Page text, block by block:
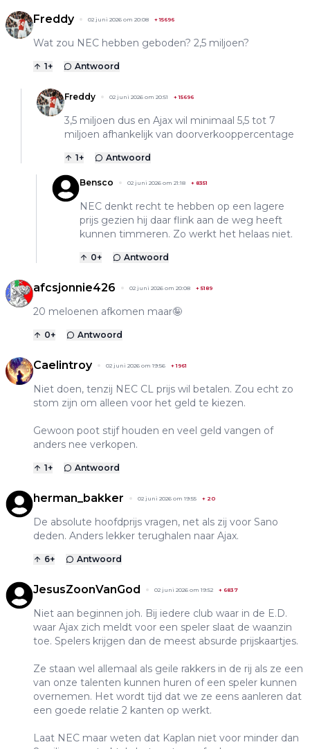
Freddy 02 juni 2026 om 20:08 +15696
Wat zou NEC hebben geboden? 2,5 miljoen?
1+ Antwoord
Freddy 02 juni 2026 om 20:51 +15696
3,5 miljoen dus en Ajax wil minimaal 5,5 tot 7
miljoen afhankelijk van doorverkooppercentage
1+ Antwoord
Bensco 02 juni 2026 om 21:18 + 8351
NEC denkt recht te hebben op een lagere
prijs gezien hij daar flink aan de weg heeft
kunnen timmeren. Zo werkt het helaas niet.
0+ Antwoord
afcsjonnie426 02 juni 2026 om 20:08 + 5189
20 meloenen afkomen maar🤪
0+ Antwoord
Caelintroy 02 juni 2026 om 19:56 +1961
Niet doen, tenzij NEC CL prijs wil betalen. Zou echt zo
stom zijn om alleen voor het geld te kiezen.
Gewoon poot stijf houden en veel geld vangen of
anders nee verkopen.
1+ Antwoord
herman_bakker 02 juni 2026 om 19:55 + 20
De absolute hoofdprijs vragen, net als zij voor Sano
deden. Anders lekker terughalen naar Ajax.
6+ Antwoord
JesusZoonVanGod 02 juni 2026 om 19:52 + 6837
Niet aan beginnen joh. Bij iedere club waar in de E.D.
waar Ajax zich meldt voor een speler slaat de waanzin
toe. Spelers krijgen dan de meest absurde prijskaartjes.
Ze staan wel allemaal als geile rakkers in de rij als ze een
van onze talenten kunnen huren of een speler kunnen
overnemen. Het wordt tijd dat we ze eens aanleren dat
een goede relatie 2 kanten op werkt.
Laat NEC maar weten dat Kaplan niet voor minder dan